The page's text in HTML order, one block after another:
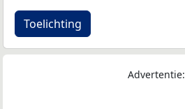
Toelichting
Advertentie: